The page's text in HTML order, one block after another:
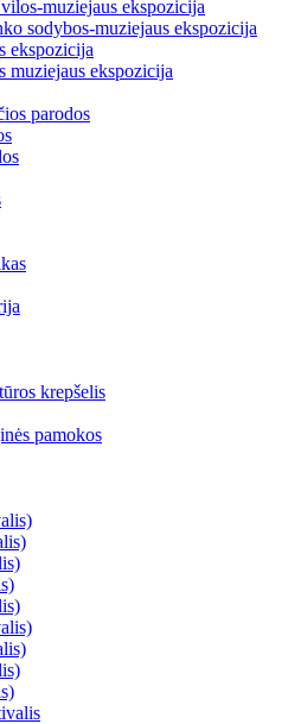
muziejaus ekspozicija
sodybos-muziejaus ekspozicija
ekspozicija
muziejaus ekspozicija
parodos
krepšelis
pamokos